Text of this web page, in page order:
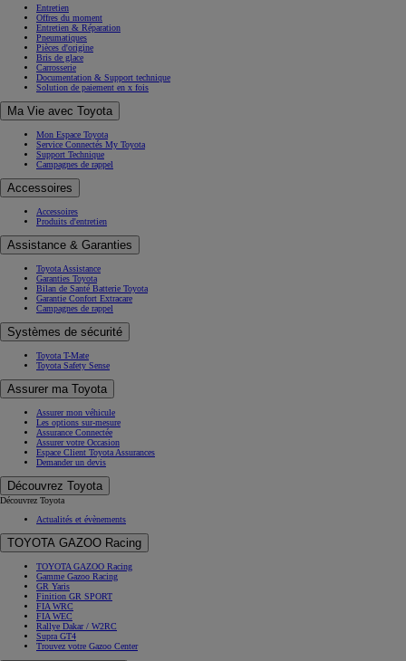
Entretien
Offres du moment
Entretien & Réparation
Pneumatiques
Pièces d'origine
Bris de glace
Carrosserie
Documentation & Support technique
Solution de paiement en x fois
Ma Vie avec Toyota
Mon Espace Toyota
Service Connectés My Toyota
Support Technique
Campagnes de rappel
Accessoires
Accessoires
Produits d'entretien
Assistance & Garanties
Toyota Assistance
Garanties Toyota
Bilan de Santé Batterie Toyota
Garantie Confort Extracare
Campagnes de rappel
Systèmes de sécurité
Toyota T-Mate
Toyota Safety Sense
Assurer ma Toyota
Assurer mon véhicule
Les options sur-mesure
Assurance Connectée
Assurer votre Occasion
Espace Client Toyota Assurances
Demander un devis
Découvrez Toyota
Découvrez Toyota
Actualités et évènements
TOYOTA GAZOO Racing
TOYOTA GAZOO Racing
Gamme Gazoo Racing
GR Yaris
Finition GR SPORT
FIA WRC
FIA WEC
Rallye Dakar / W2RC
Supra GT4
Trouvez votre Gazoo Center